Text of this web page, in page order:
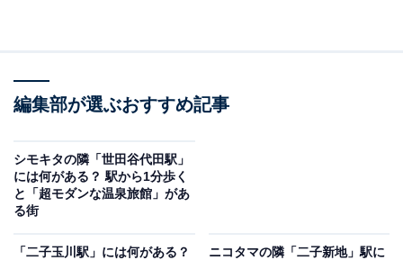
編集部が選ぶおすすめ記事
シモキタの隣「世田谷代田駅」
には何がある？ 駅から1分歩く
と「超モダンな温泉旅館」があ
る街
「二子玉川駅」には何がある？
ニコタマの隣「二子新地」駅に